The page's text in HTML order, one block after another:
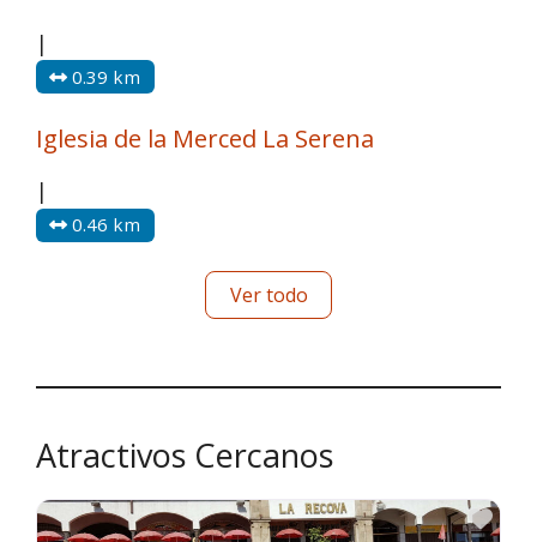
|
0.39 km
Iglesia de la Merced La Serena
|
0.46 km
Ver todo
Atractivos Cercanos